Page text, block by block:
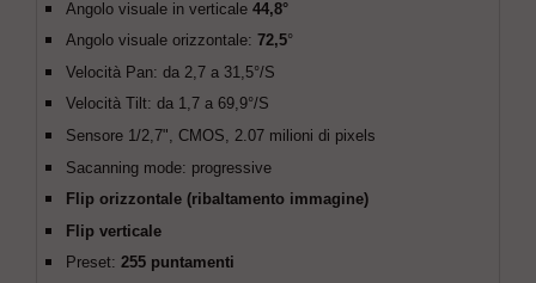
Angolo visuale in verticale44,8°
Angolo visuale orizzontale:72,5°
Velocità Pan: da 2,7 a 31,5°/S
Velocità Tilt: da 1,7 a 69,9°/S
Sensore 1/2,7", CMOS, 2.07 milioni di pixels
Sacanning mode: progressive
Flip orizzontale (ribaltamento immagine)
Flip verticale
Preset:255 puntamenti